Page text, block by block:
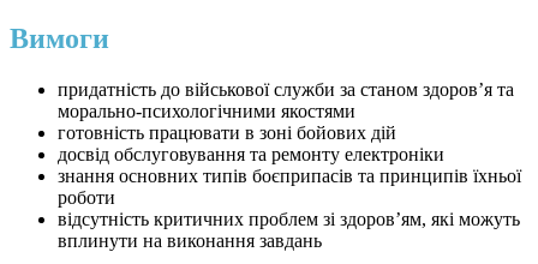
Вимоги
придатність до військової служби за станом здоров’я та
морально-психологічними якостями
готовність працювати в зоні бойових дій
досвід обслуговування та ремонту електроніки
знання основних типів боєприпасів та принципів їхньої
роботи
відсутність критичних проблем зі здоров’ям, які можуть
вплинути на виконання завдань